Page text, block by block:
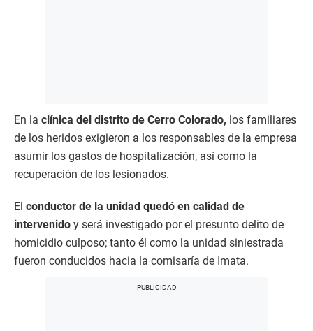
En la clínica del distrito de Cerro Colorado, los familiares
de los heridos exigieron a los responsables de la empresa
asumir los gastos de hospitalización, así como la
recuperación de los lesionados.
El conductor de la unidad quedó en calidad de
intervenido y será investigado por el presunto delito de
homicidio culposo; tanto él como la unidad siniestrada
fueron conducidos hacia la comisaría de Imata.